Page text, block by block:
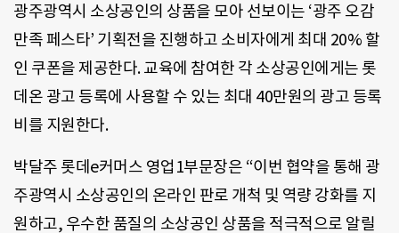
광주광역시 소상공인의 상품을 모아 선보이는 ‘광주 오감
만족 페스타’ 기획전을 진행하고 소비자에게 최대 20% 할
인 쿠폰을 제공한다. 교육에 참여한 각 소상공인에게는 롯
데온 광고 등록에 사용할 수 있는 최대 40만원의 광고 등록
비를 지원한다.
박달주 롯데e커머스 영업1부문장은 “이번 협약을 통해 광
주광역시 소상공인의 온라인 판로 개척 및 역량 강화를 지
원하고, 우수한 품질의 소상공인 상품을 적극적으로 알릴